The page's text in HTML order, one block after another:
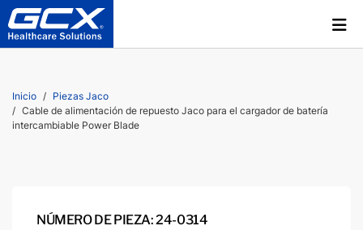
Inicio
Piezas Jaco
Cable de alimentación de repuesto Jaco para el cargador de batería
intercambiable Power Blade
NÚMERO DE PIEZA: 24-0314